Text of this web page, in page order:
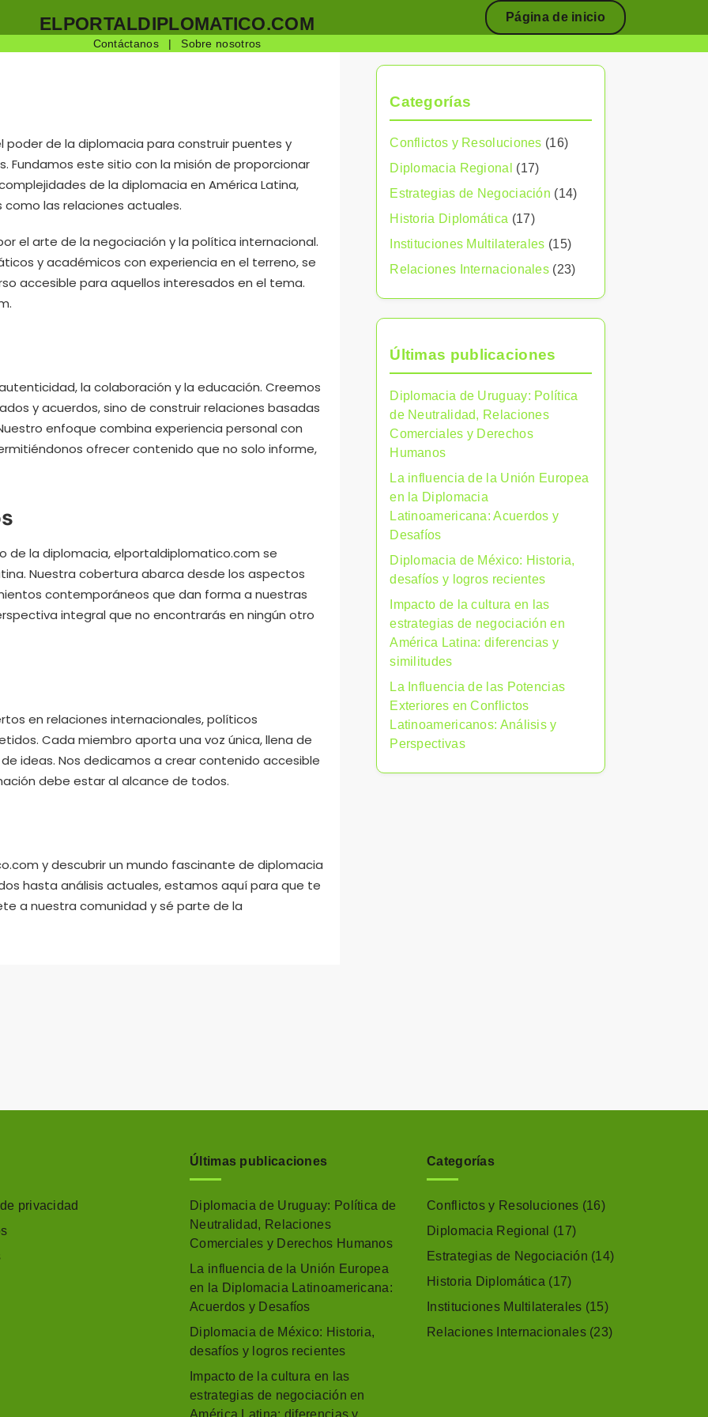
ELPORTALDIPLOMATICO.COM Página de inicio
Contáctanos | Sobre nosotros
de la diplomacia para construir puentes y
este sitio con la misión de proporcionar
de la diplomacia en América Latina,
las relaciones actuales.
el arte de la negociación y la política internacional.
y académicos con experiencia en el terreno, se
accesible para aquellos interesados en el tema.
la colaboración y la educación. Creemos
y acuerdos, sino de construir relaciones basadas
enfoque combina experiencia personal con
ofrecer contenido que no solo informe,
de la diplomacia, elportaldiplomatico.com se
Nuestra cobertura abarca desde los aspectos
contemporáneos que dan forma a nuestras
integral que no encontrarás en ningún otro
en relaciones internacionales, políticos
Cada miembro aporta una voz única, llena de
ideas. Nos dedicamos a crear contenido accesible
debe estar al alcance de todos.
y descubrir un mundo fascinante de diplomacia
hasta análisis actuales, estamos aquí para que te
a nuestra comunidad y sé parte de la
Categorías
Conflictos y Resoluciones (16)
Diplomacia Regional
(17)
Estrategias de Negociación (14)
Historia Diplomática (17)
Instituciones Multilaterales (15)
Relaciones Internacionales (23)
Últimas publicaciones
Diplomacia de Uruguay: Política
de Neutralidad, Relaciones
Comerciales y Derechos
Humanos
La influencia de la Unión Europea
en la Diplomacia
Latinoamericana: Acuerdos y
Desafíos
Diplomacia de México: Historia,
desafíos y logros recientes
Impacto de la cultura en las
estrategias de negociación en
América Latina: diferencias y
similitudes
La Influencia de las Potencias
Exteriores en Conflictos
Latinoamericanos: Análisis y
Perspectivas
privacidad
Últimas publicaciones
Diplomacia de Uruguay: Política de
Neutralidad, Relaciones
Comerciales y Derechos Humanos
La influencia de la Unión Europea
en la Diplomacia Latinoamericana:
Acuerdos y Desafíos
Diplomacia de México: Historia,
desafíos y logros recientes
Impacto de la cultura en las
estrategias de negociación en
Categorías
Conflictos y Resoluciones (16)
Diplomacia Regional
(17)
Estrategias de Negociación (14)
Historia Diplomática (17)
Instituciones Multilaterales (15)
Relaciones Internacionales(23)